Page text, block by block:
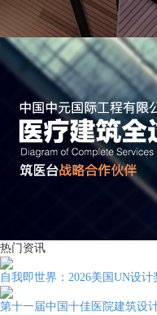
热门资讯
自我即世界：2026美国UN设计
第十一届中国十佳医院建筑设